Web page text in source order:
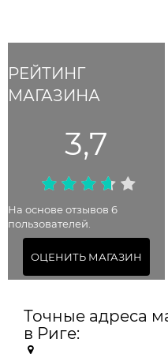
РЕЙТИНГ
МАГАЗИНА
3,7
На основе отзывов 6
пользователей.
ОЦЕНИТЬ МАГАЗИН
Точные адреса
в Риге: